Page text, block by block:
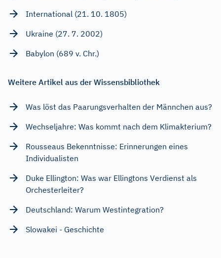
International (21. 10. 1805)
Ukraine (27. 7. 2002)
Babylon (689 v. Chr.)
Weitere Artikel aus der Wissensbibliothek
Was löst das Paarungsverhalten der Männchen aus?
Wechseljahre: Was kommt nach dem Klimakterium?
Rousseaus Bekenntnisse: Erinnerungen eines
Individualisten
Duke Ellington: Was war Ellingtons Verdienst als
Orchesterleiter?
Deutschland: Warum Westintegration?
Slowakei - Geschichte